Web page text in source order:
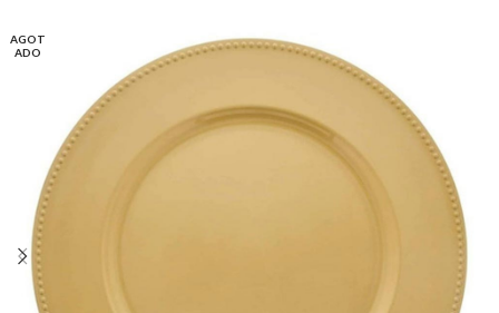
AGOT
ADO